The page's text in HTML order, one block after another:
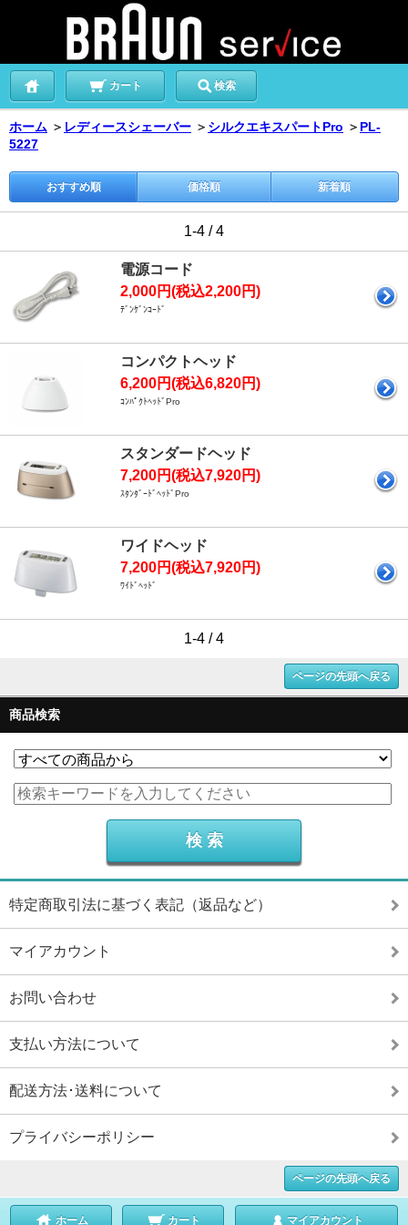
カート 検索
ホーム ＞ レディースシェーバー ＞ シルクエキスパートPro ＞ PL-
5227
おすすめ順 価格順 新着順
1-4 / 4
電源コード
2,000円(税込2,200円)
ﾃﾞﾝｹﾞﾝｺｰﾄﾞ
コンパクトヘッド
6,200円(税込6,820円)
ｺﾝﾊﾟｸﾄﾍｯﾄﾞPro
スタンダードヘッド
7,200円(税込7,920円)
ｽﾀﾝﾀﾞｰﾄﾞﾍｯﾄﾞPro
ワイドヘッド
7,200円(税込7,920円)
ﾜｲﾄﾞﾍｯﾄﾞ
1-4 / 4
ページの先頭へ戻る
商品検索
特定商取引法に基づく表記（返品など）
マイアカウント
お問い合わせ
支払い方法について
配送方法･送料について
プライバシーポリシー
ページの先頭へ戻る
ホーム カート マイアカウント